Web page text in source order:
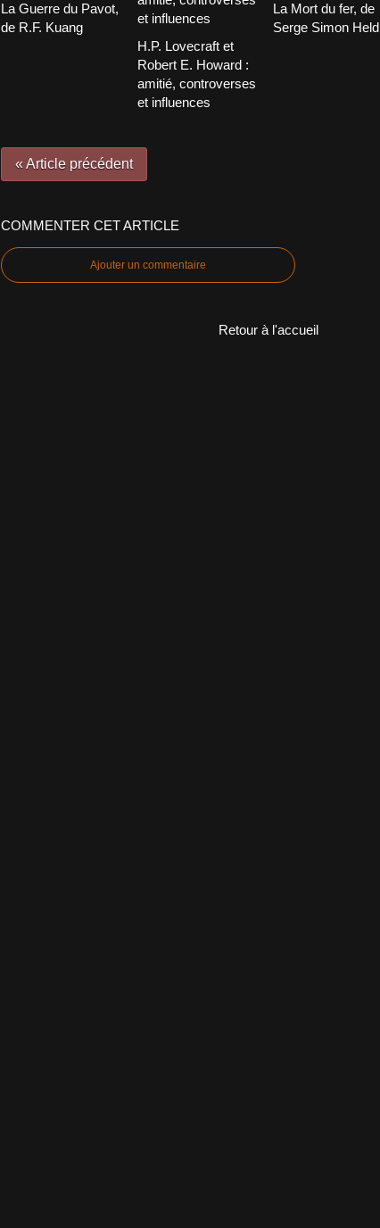
La Guerre du Pavot,
de R.F. Kuang
H.P. Lovecraft et
Robert E. Howard :
amitié, controverses
et influences
La Mort du fer, de
Serge Simon Held
« Article précédent
COMMENTER CET ARTICLE
Ajouter un commentaire
Retour à l'accueil